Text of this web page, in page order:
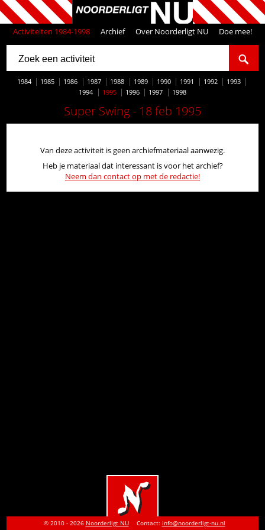
Activiteiten 1984-1998 Archief Over Noorderligt NU Doe mee!
1984 1985 1986 1987 1988 1989 1990 1991 1992
1993
1994
1995 1996 1997 1998
Super Swing - 18 feb 1995
Van deze activiteit is geen archiefmateriaal aanwezig.
Heb je materiaal dat interessant is voor het archief?
Neem dan contact op met de redactie!
© 2010 - 2026 Noorderligt NU Contact: info@noorderligt-nu.nl